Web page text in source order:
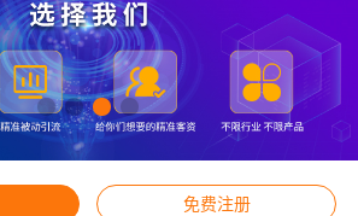
免费注册